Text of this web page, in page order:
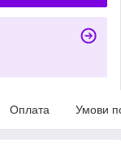
Оплата Умови